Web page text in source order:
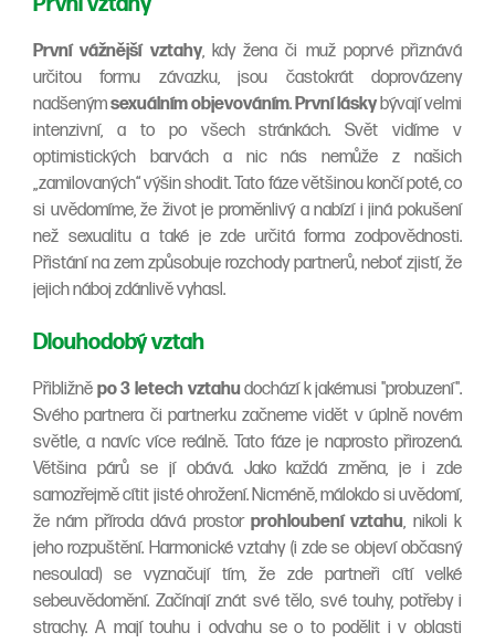
První vážnější vztahy, kdy žena či muž poprvé přiznává
určitou formu závazku, jsou častokrát doprovázeny
nadšenýmsexuálním objevováním.První láskybývají velmi
intenzivní, a to po všech stránkách. Svět vidíme v
optimistických barvách a nic nás nemůže z našich
„zamilovaných“ výšin shodit. Tato fáze většinou končí poté, co
si uvědomíme, že život je proměnlivý a nabízí i jiná pokušení
než sexualitu a také je zde určitá forma zodpovědnosti.
Přistání na zem způsobuje rozchody partnerů, neboť zjistí, že
jejich náboj zdánlivě vyhasl.
Dlouhodobý vztah
Přibližně po 3 letech vztahudochází k jakémusi "probuzení".
Svého partnera či partnerku začneme vidět v úplně novém
světle, a navíc více reálně. Tato fáze je naprosto přirozená.
Většina párů se jí obává. Jako každá změna, je i zde
samozřejmě cítit jisté ohrožení. Nicméně, málokdo si uvědomí,
že nám příroda dává prostor prohloubení vztahu, nikoli k
jeho rozpuštění. Harmonické vztahy (i zde se objeví občasný
nesoulad) se vyznačují tím, že zde partneři cítí velké
sebeuvědomění. Začínají znát své tělo, své touhy, potřeby i
strachy. A mají touhu i odvahu se o to podělit i v oblasti